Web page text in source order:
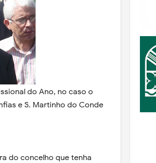
do Ano, no caso o
e S. Martinho do Conde
do concelho que tenha